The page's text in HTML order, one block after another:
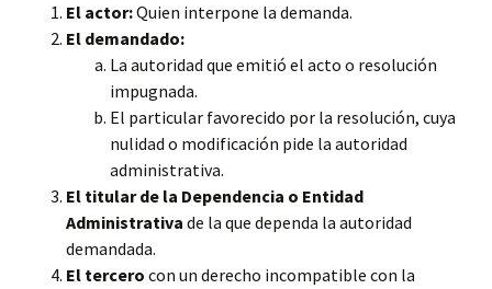
El actor:Quien interpone la demanda.
El demandado:
La autoridad que emitió el acto o resolución
impugnada.
El particular favorecido por la resolución, cuya
nulidad o modificación pide la autoridad
administrativa.
El titular de la Dependencia o Entidad
Administrativa de la que dependa la autoridad
demandada.
El tercero con un derecho incompatible con la